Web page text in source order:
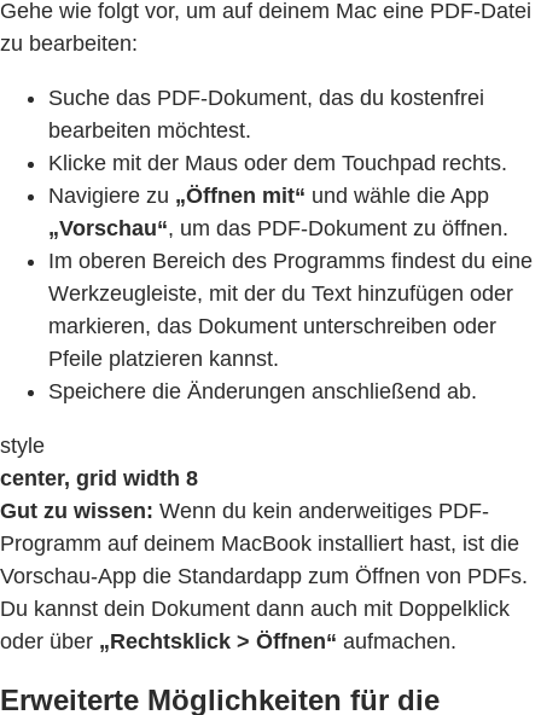
Gehe wie folgt vor, um auf deinem Mac eine PDF-Datei
zu bearbeiten:
Suche das PDF-Dokument, das du kostenfrei
bearbeiten möchtest.
Klicke mit der Maus oder dem Touchpad rechts.
Navigiere zu „Öffnen mit“ und wähle die App
„Vorschau“, um das PDF-Dokument zu öffnen.
Im oberen Bereich des Programms findest du eine
Werkzeugleiste, mit der du Text hinzufügen oder
markieren, das Dokument unterschreiben oder
Pfeile platzieren kannst.
Speichere die Änderungen anschließend ab.
style
center, grid width 8
Gut zu wissen: Wenn du kein anderweitiges PDF-
Programm auf deinem MacBook installiert hast, ist die
Vorschau-App die Standardapp zum Öffnen von PDFs.
Du kannst dein Dokument dann auch mit Doppelklick
oder über „Rechtsklick > Öffnen“ aufmachen.
Erweiterte Möglichkeiten für die